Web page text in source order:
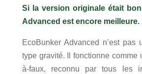
Si la version originale était
Advanced est encore
EcoBunker Advanced n’est pas
type gravité. Il fonctionne comme
à-faux, reconnu par tous les